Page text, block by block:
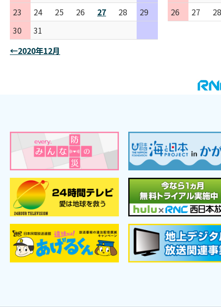
23
24 25 26 27 28
29
30
31
26
27 28
←2020年12月